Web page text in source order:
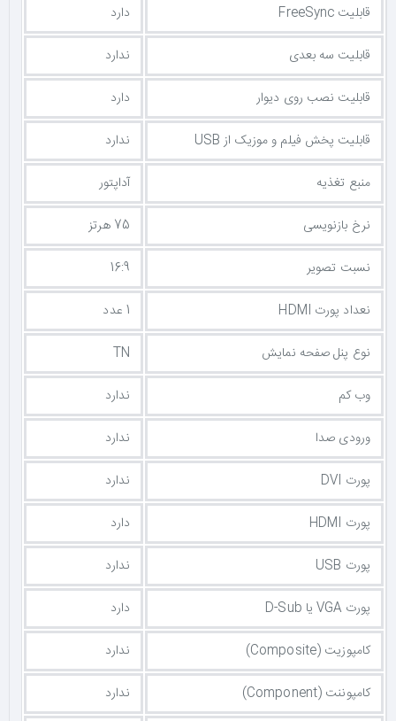
قابلیت FreeSync
دارد
قابلیت سه بعدی
ندارد
قابلیت نصب روی دیوار
دارد
قابلیت پخش فیلم و موزیک از USB
ندارد
منبع تغذیه
آداپتور
نرخ بازنویسی
75 هرتز
نسبت تصویر
16:9
نعداد پورت HDMI
1 عدد
نوع پنل صفحه نمایش
TN
وب کم
ندارد
ورودی صدا
ندارد
پورت DVI
ندارد
پورت HDMI
دارد
پورت USB
ندارد
پورت VGA یا D-Sub
دارد
کامپوزیت (Composite)
ندارد
کامپوننت (Component)
ندارد